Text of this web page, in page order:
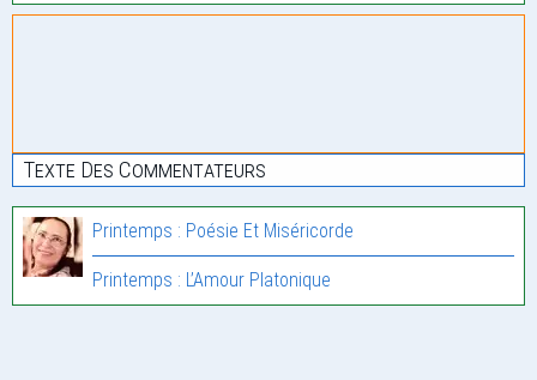
Texte Des Commentateurs
Printemps : Poésie Et Miséricorde
Printemps : L’Amour Platonique